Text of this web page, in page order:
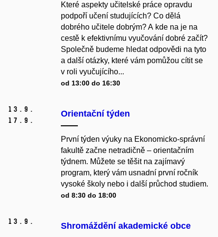
Které aspekty učitelské práce opravdu
podpoří učení studujících? Co dělá
dobrého učitele dobrým? A kde na je na
cestě k efektivnímu vyučování dobré začít?
Společně budeme hledat odpovědi na tyto
a další otázky, které vám pomůžou cítit se
v roli vyučujícího...
od 13:00 do 16:30
13. 9.
17. 9.
Orientační týden
První týden výuky na Ekonomicko-správní
fakultě začne netradičně – orientačním
týdnem. Můžete se těšit na zajímavý
program, který vám usnadní první ročník
vysoké školy nebo i další průchod studiem.
od 8:30 do 18:00
13. 9. Shromáždění akademické obce